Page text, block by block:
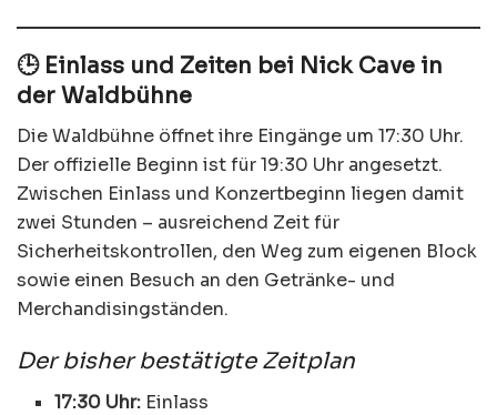
🕒 Einlass und Zeiten bei Nick Cave in
der Waldbühne
Die Waldbühne öffnet ihre Eingänge um 17:30 Uhr.
Der offizielle Beginn ist für 19:30 Uhr angesetzt.
Zwischen Einlass und Konzertbeginn liegen damit
zwei Stunden – ausreichend Zeit für
Sicherheitskontrollen, den Weg zum eigenen Block
sowie einen Besuch an den Getränke- und
Merchandisingständen.
Der bisher bestätigte Zeitplan
17:30 Uhr: Einlass